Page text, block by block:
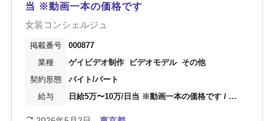
当 ※動画一本の価格です
女装コンシェルジュ
000877
ゲイビデオ制作
ビデオモデル
その他
バイト/パート
日給5万〜10万/日当 ※動画一本の価格です / 内勤スタッフ時給：1,500円～